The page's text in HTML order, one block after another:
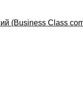
(Business Class